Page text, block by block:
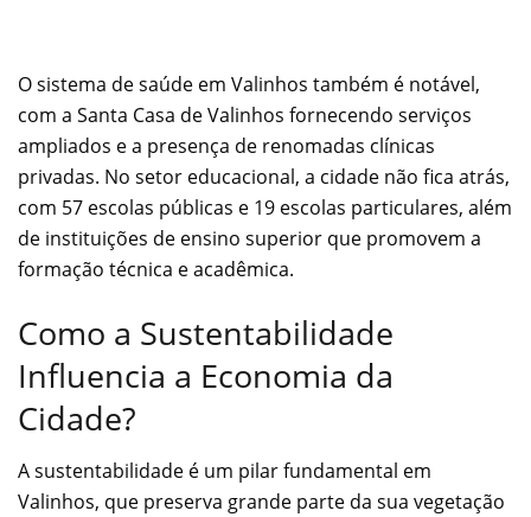
O sistema de saúde em Valinhos também é notável,
com a Santa Casa de Valinhos fornecendo serviços
ampliados e a presença de renomadas clínicas
privadas. No setor educacional, a cidade não fica atrás,
com 57 escolas públicas e 19 escolas particulares, além
de instituições de ensino superior que promovem a
formação técnica e acadêmica.
Como a Sustentabilidade
Influencia a Economia da
Cidade?
A sustentabilidade é um pilar fundamental em
Valinhos, que preserva grande parte da sua vegetação